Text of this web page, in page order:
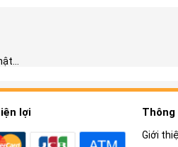
lợi
Giới